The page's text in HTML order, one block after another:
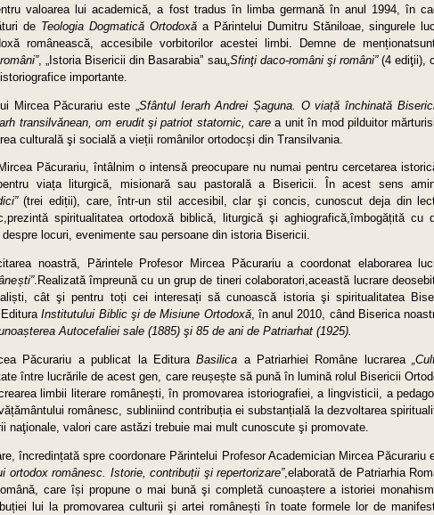
valoarea lui academică, a fost tradus în limba germană în anul 1994, în
de Teologia Dogmatică Ortodoxăa Părintelui Dumitru Stăniloae, singurele
românească, accesibile vorbitorilor acestei limbi. Demne de
, „Istoria Bisericii din Basarabia” sau„Sfinţi daco-români şi români”(4 ediţii),
importante.
Mircea Păcurariu este „ Sfântul Ierarh Andrei Șaguna. O viață închinată
transilvănean, om erudit şi patriot statornic, carea unit în mod pilduitor
culturală şi socială a vieții românilor ortodocși din Transilvania.
Păcurariu, întâlnim o intensă preocupare nu numai pentru cercetarea
viața liturgică, misionară sau pastorală a Bisericii. În acest sens
(trei ediții), care, într-un stil accesibil, clar şi concis, cunoscut deja din
spiritualitatea ortodoxă biblică, liturgică şi aghiografică,îmbogățită cu
locuri, evenimente sau persoane din istoria Bisericii.
noastră, Părintele Profesor Mircea Păcurariu a coordonat elaborarea
ști”.Realizată împreună cu un grup de tineri colaboratori,această lucrare
cât şi pentru toți cei interesați să cunoască istoria şi spiritualitatea
EdituraInstitutului Biblic şi de Misiune Ortodoxă, în anul 2010, când Biserica
șterea Autocefaliei sale (1885) şi 85 de ani de Patriarhat (1925).
Păcurariu a publicat la EdituraBasilica a Patriarhiei Române lucrarea
între lucrările de acest gen, care reușește să pună în lumină rolul Bisericii
limbii literare românești, în promovarea istoriografiei, a lingvisticii, a
românesc, subliniind contribuția ei substanțială la dezvoltarea
naţionale, valori care astăzi trebuie mai mult cunoscute şi promovate.
încredințată spre coordonare Părintelui Profesor Academician Mircea Păcurariu
ortodox românesc. Istorie, contribuții şi repertorizare”,elaborată de Patriarhia
care își propune o mai bună şi completă cunoaștere a istoriei
lui la promovarea culturii şi artei românești în toate formele lor de